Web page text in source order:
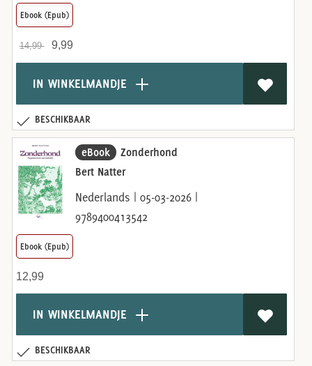
Ebook (Epub)
14,99 9,99
IN WINKELMANDJE
BESCHIKBAAR
eBook
Zonderhond
Bert Natter
Nederlands | 05-03-2026 |
9789400413542
Ebook (Epub)
12,99
IN WINKELMANDJE
BESCHIKBAAR